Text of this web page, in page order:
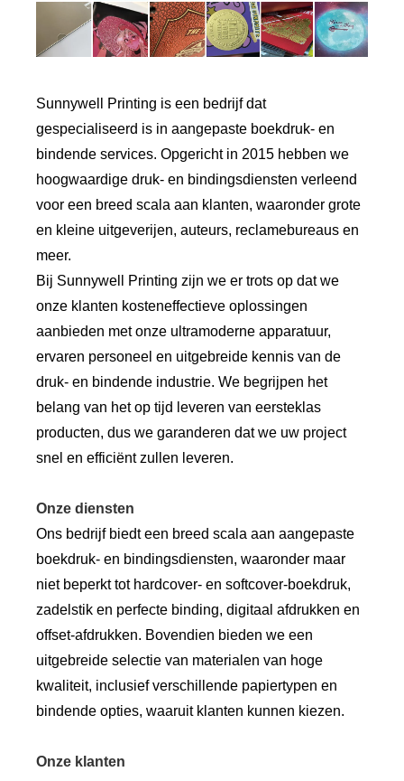
Sunnywell Printing is een bedrijf dat
gespecialiseerd is in aangepaste boekdruk- en
bindende services. Opgericht in 2015 hebben we
hoogwaardige druk- en bindingsdiensten verleend
voor een breed scala aan klanten, waaronder grote
en kleine uitgeverijen, auteurs, reclamebureaus en
meer.
Bij Sunnywell Printing zijn we er trots op dat we
onze klanten kosteneffectieve oplossingen
aanbieden met onze ultramoderne apparatuur,
ervaren personeel en uitgebreide kennis van de
druk- en bindende industrie. We begrijpen het
belang van het op tijd leveren van eersteklas
producten, dus we garanderen dat we uw project
snel en efficiënt zullen leveren.
Onze diensten
Ons bedrijf biedt een breed scala aan aangepaste
boekdruk- en bindingsdiensten, waaronder maar
niet beperkt tot hardcover- en softcover-boekdruk,
zadelstik en perfecte binding, digitaal afdrukken en
offset-afdrukken. Bovendien bieden we een
uitgebreide selectie van materialen van hoge
kwaliteit, inclusief verschillende papiertypen en
bindende opties, waaruit klanten kunnen kiezen.
Onze klanten